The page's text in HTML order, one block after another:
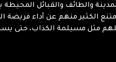
والطائف والقبائل المحيطة
امتنع الكثير منهم عن أداء
مثل مسيلمة الكذاب، حتى